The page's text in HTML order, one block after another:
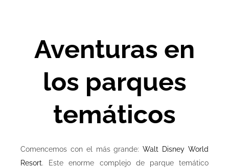
Aventuras en
los parques
temáticos
Comencemos con el más grande:Walt Disney World
Resort. Este enorme complejo de parque temático